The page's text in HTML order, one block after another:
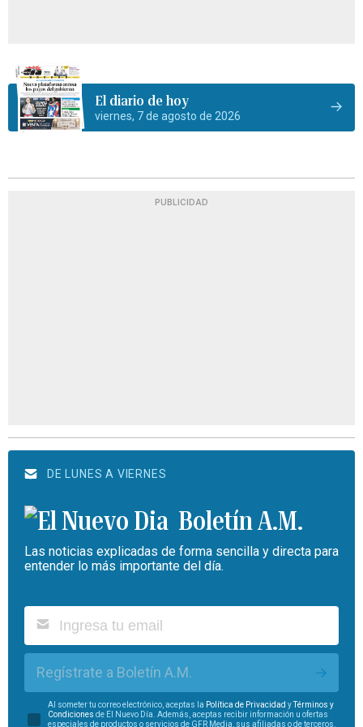
El diario de hoy
viernes, 7 de agosto de 2026
PUBLICIDAD
DE LUNES A VIERNES
Boletín A.M.
Las noticias explicadas de forma sencilla y directa para
entender lo más importante del día.
Regístrate a Boletín A.M.
Al someter tu correo electrónico, aceptas la Política de Privacidad yTérminos y
Condiciones de El Nuevo Día. Además, aceptas recibir información u ofertas
especiales de productos o servicios de GFR Media, sus afiliadas o de terceros.